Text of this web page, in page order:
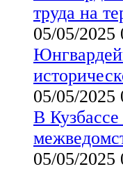
труда на
05/05/2025
05/05/2025
В
05/05/2025